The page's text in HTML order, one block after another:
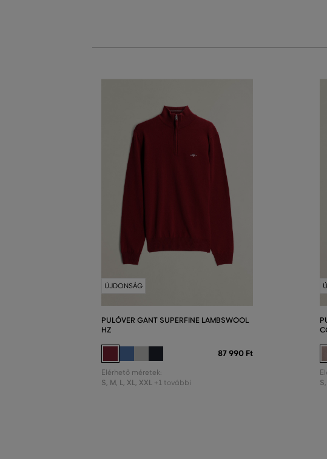
ÚJDONSÁG
PULÓVER GANT SUPERFINE LAMBSWOOL
HZ
87 990 Ft
Elérhető méretek:
S, M, L, XL, XXL +1 további S,